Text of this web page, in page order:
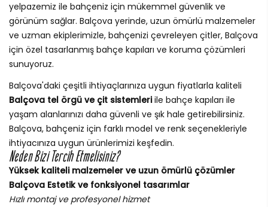
yelpazemiz ile bahçeniz için mükemmel güvenlik ve
görünüm sağlar. Balçova yerinde, uzun ömürlü malzemeler
ve uzman ekiplerimizle, bahçenizi çevreleyen çitler, Balçova
için özel tasarlanmış bahçe kapıları ve koruma çözümleri
sunuyoruz.
Balçova'daki çeşitli ihtiyaçlarınıza uygun fiyatlarla kaliteli
Balçova tel örgü ve çit sistemleriile bahçe kapıları ile
yaşam alanlarınızı daha güvenli ve şık hale getirebilirsiniz.
Balçova, bahçeniz için farklı model ve renk seçenekleriyle
ihtiyacınıza uygun ürünlerimizi keşfedin.
Neden Bizi Tercih Etmelisiniz?
Yüksek kaliteli malzemeler ve uzun ömürlü çözümler
Balçova Estetik ve fonksiyonel tasarımlar
Hızlı montaj ve profesyonel hizmet